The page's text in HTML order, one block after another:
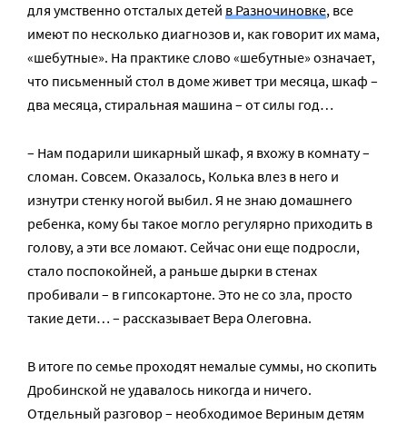
для умственно отсталых детей в Разночиновке, все
имеют по несколько диагнозов и, как говорит их мама,
«шебутные». На практике слово «шебутные» означает,
что письменный стол в доме живет три месяца, шкаф –
два месяца, стиральная машина – от силы год…
– Нам подарили шикарный шкаф, я вхожу в комнату –
сломан. Совсем. Оказалось, Колька влез в него и
изнутри стенку ногой выбил. Я не знаю домашнего
ребенка, кому бы такое могло регулярно приходить в
голову, а эти все ломают. Сейчас они еще подросли,
стало поспокойней, а раньше дырки в стенах
пробивали – в гипсокартоне. Это не со зла, просто
такие дети… – рассказывает Вера Олеговна.
В итоге по семье проходят немалые суммы, но скопить
Дробинской не удавалось никогда и ничего.
Отдельный разговор – необходимое Вериным детям